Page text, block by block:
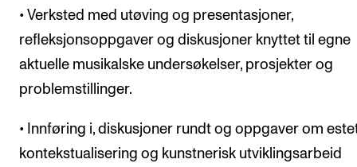
• Verksted med utøving og presentasjoner,
refleksjonsoppgaver og diskusjoner knyttet til egne
aktuelle musikalske undersøkelser, prosjekter og
problemstillinger.
• Innføring i, diskusjoner rundt og oppgaver om
kontekstualisering og kunstnerisk utviklingsarbeid